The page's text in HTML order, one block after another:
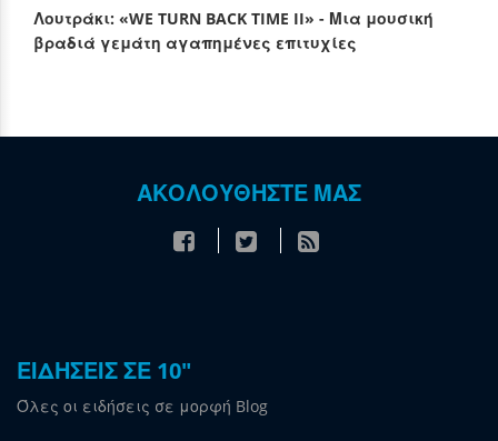
Λουτράκι: «WE TURN BACK TIME II» - Μια μουσική
βραδιά γεμάτη αγαπημένες επιτυχίες
ΑΚΟΛΟΥΘΗΣΤΕ ΜΑΣ
ΕΙΔΗΣΕΙΣ ΣΕ 10"
Όλες οι ειδήσεις σε μορφή Blog